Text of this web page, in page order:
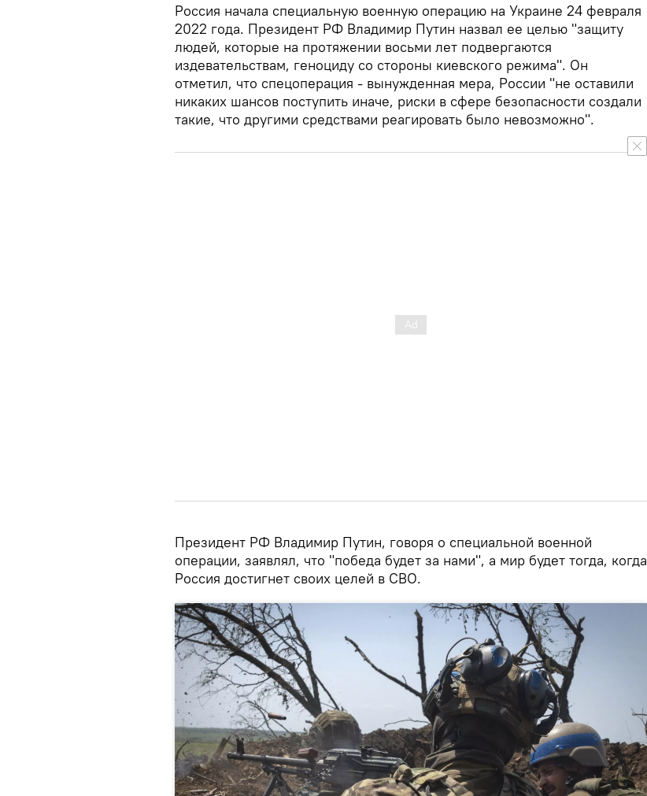
Россия начала специальную военную операцию на Украине 24 февраля
2022 года. Президент РФ Владимир Путин назвал ее целью "защиту
людей, которые на протяжении восьми лет подвергаются
издевательствам, геноциду со стороны киевского режима". Он
отметил, что спецоперация - вынужденная мера, России "не оставили
никаких шансов поступить иначе, риски в сфере безопасности создали
такие, что другими средствами реагировать было невозможно".
Президент РФ Владимир Путин, говоря о специальной военной
операции, заявлял, что "победа будет за нами", а мир будет тогда, когда
Россия достигнет своих целей в СВО.